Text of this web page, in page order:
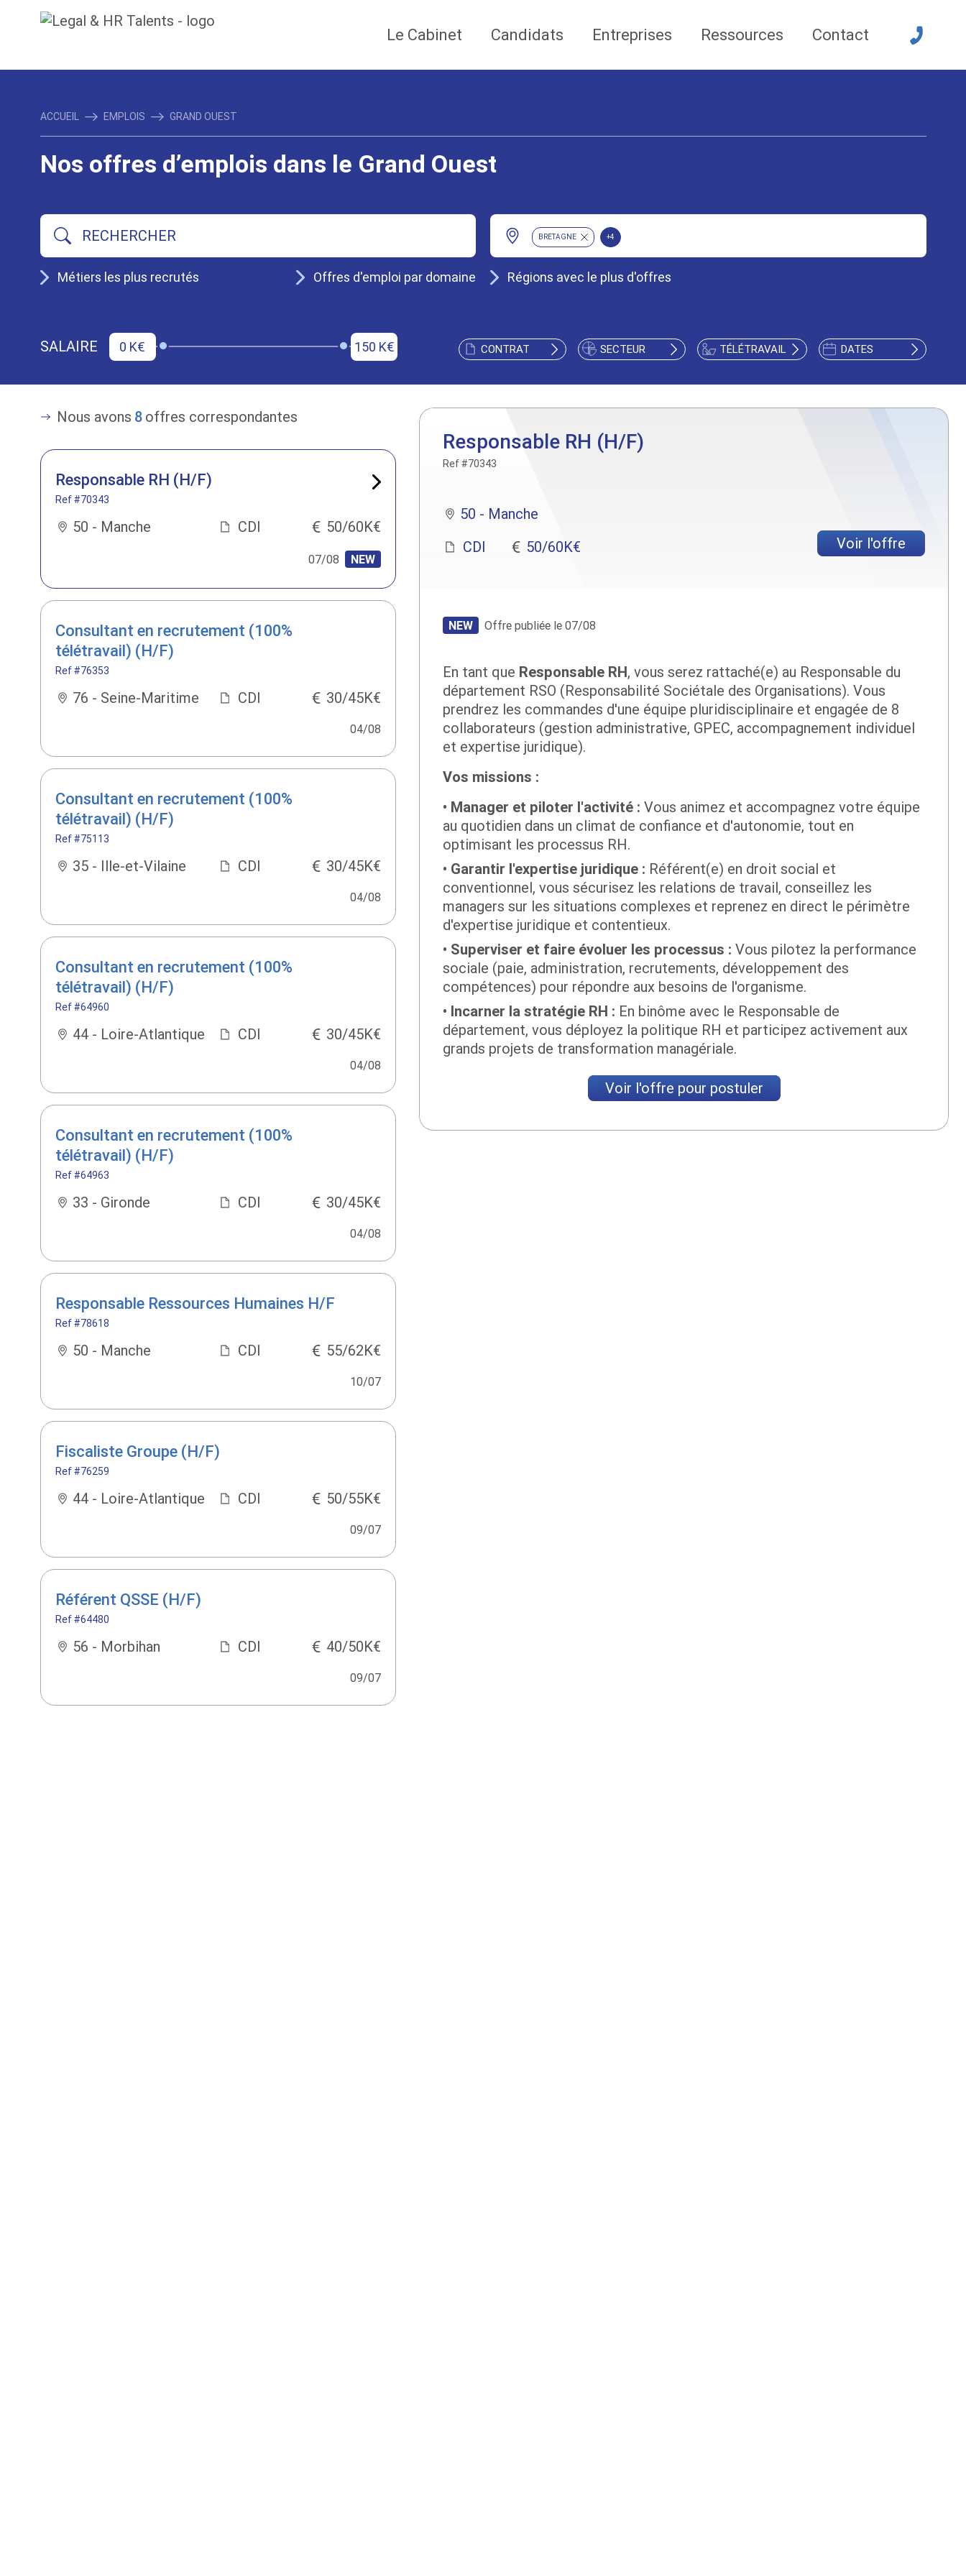
Le Cabinet Candidats Entreprises Ressources Contact
ACCUEIL EMPLOIS GRAND OUEST
Nos offres d’emplois dans le Grand Ouest
Métiers les plus recrutés Offres d'emploi par domaine
BRETAGNE +4
Régions avec le plus d'offres
SALAIRE 0 K€ 150 K€ CONTRAT SECTEUR TÉLÉTRAVAIL DATES
Nous avons 8 offres correspondantes
Responsable RH (H/F)
Ref #70343
50 - Manche CDI 50/60K€
07/08 NEW
Consultant en recrutement (100%
télétravail) (H/F)
Ref #76353
76 - Seine-Maritime CDI 30/45K€
04/08
Consultant en recrutement (100%
télétravail) (H/F)
Ref #75113
35 - Ille-et-Vilaine CDI 30/45K€
04/08
Consultant en recrutement (100%
télétravail) (H/F)
Ref #64960
44 - Loire-Atlantique CDI 30/45K€
04/08
Consultant en recrutement (100%
télétravail) (H/F)
Ref #64963
33 - Gironde CDI 30/45K€
04/08
Responsable Ressources Humaines H/F
Ref #78618
50 - Manche CDI 55/62K€
10/07
Fiscaliste Groupe (H/F)
Ref #76259
44 - Loire-Atlantique CDI 50/55K€
09/07
Référent QSSE (H/F)
Ref #64480
56 - Morbihan CDI 40/50K€
09/07
Responsable RH (H/F)
Ref #70343
50 - Manche
CDI
50/60K€ Voir l'offre
NEW Offre publiée le 07/08
En tant que Responsable RH, vous serez rattaché(e) au Responsable du
département RSO (Responsabilité Sociétale des Organisations). Vous
prendrez les commandes d'une équipe pluridisciplinaire et engagée de 8
collaborateurs (gestion administrative, GPEC, accompagnement individuel
et expertise juridique).
Vos missions :
Manager et piloter l'activité : Vous animez et accompagnez votre équipe
au quotidien dans un climat de confiance et d'autonomie, tout en
optimisant les processus RH.
Garantir l'expertise juridique : Référent(e) en droit social et
conventionnel, vous sécurisez les relations de travail, conseillez les
managers sur les situations complexes et reprenez en direct le périmètre
d'expertise juridique et contentieux.
Superviser et faire évoluer les processus : Vous pilotez la performance
sociale (paie, administration, recrutements, développement des
compétences) pour répondre aux besoins de l'organisme.
Incarner la stratégie RH : En binôme avec le Responsable de
département, vous déployez la politique RH et participez activement aux
grands projets de transformation managériale.
Voir l'offre pour postuler